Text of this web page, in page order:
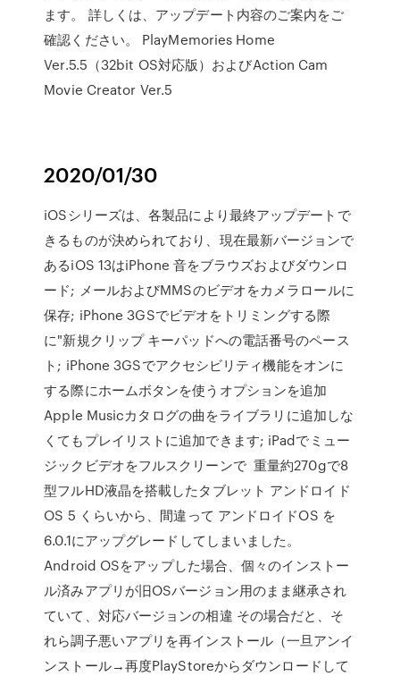
ます。 詳しくは、アップデート内容のご案内をご
確認ください。 PlayMemories Home
Ver.5.5（32bit OS対応版）およびAction Cam
Movie Creator Ver.5
2020/01/30
iOSシリーズは、各製品により最終アップデートで
きるものが決められており、現在最新バージョンで
あるiOS 13はiPhone 音をブラウズおよびダウンロ
ード; メールおよびMMSのビデオをカメラロールに
保存; iPhone 3GSでビデオをトリミングする際
に"新規クリップ キーパッドへの電話番号のペース
ト; iPhone 3GSでアクセシビリティ機能をオンに
する際にホームボタンを使うオプションを追加
Apple Musicカタログの曲をライブラリに追加しな
くてもプレイリストに追加できます; iPadでミュー
ジックビデオをフルスクリーンで 重量約270gで8
型フルHD液晶を搭載したタブレット アンドロイド
OS 5 くらいから、間違って アンドロイドOS を
6.0.1にアップグレードしてしまいました。
Android OSをアップした場合、個々のインストー
ル済みアプリが旧OSバージョン用のまま継承され
ていて、対応バージョンの相違 その場合だと、そ
れら調子悪いアプリを再インストール（一旦アンイ
ンストール→再度PlayStoreからダウンロードして